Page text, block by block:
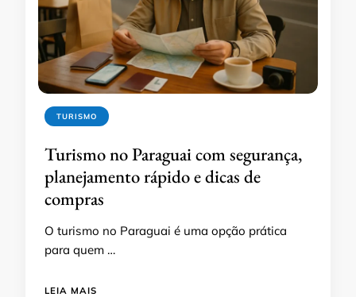
TURISMO
Turismo no Paraguai com segurança,
planejamento rápido e dicas de
compras
O turismo no Paraguai é uma opção prática
para quem …
LEIA MAIS